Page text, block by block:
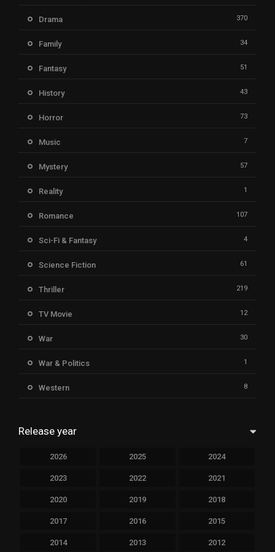
Drama 370
Family 34
Fantasy 51
History 43
Horror 73
Music 7
Mystery 57
Reality 1
Romance 107
Sci-Fi & Fantasy 4
Science Fiction 61
Thriller 219
TV Movie 12
War 30
War & Politics 1
Western 8
Release year
2026 2025 2024
2023 2022 2021
2020 2019 2018
2017 2016 2015
2014 2013 2012